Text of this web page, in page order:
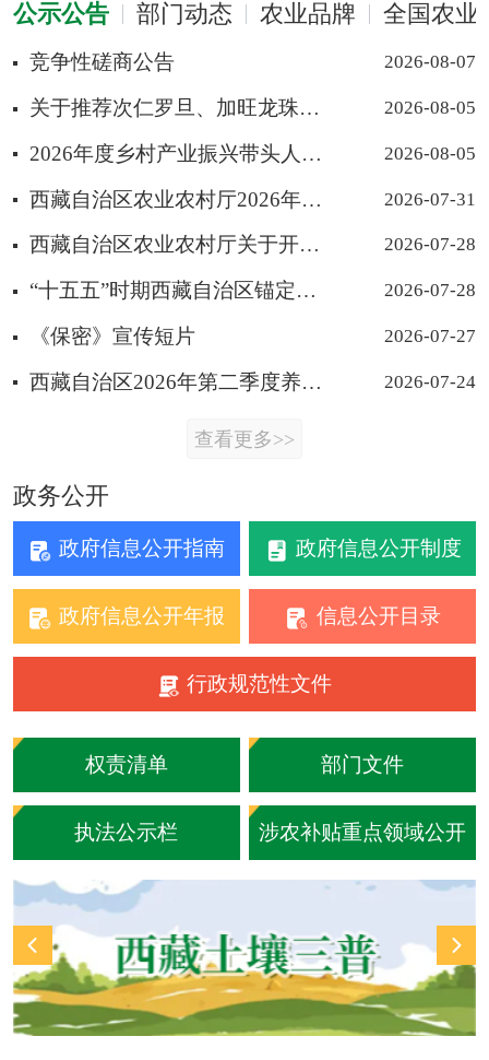
公示公告 部门动态 农业品牌 全国农业
竞争性磋商公告 2026-08-07
关于推荐次仁罗旦、加旺龙珠、达娃次仁为“全国十佳农民”宣传选树项目 候选人的公示 2026-08-05
2026年度乡村产业振兴带头人培育 “头雁”项目比选公告 2026-08-05
西藏自治区农业农村厅2026年关于办理国家重点保护二级野生植物的收购出售证的批复汇总表（43-53） 2026-07-31
西藏自治区农业农村厅关于开设农药兽药领域违法违规问题线索投诉举报 渠道的公告 2026-07-28
“十五五”时期西藏自治区锚定农业农村现代化 扎实推进乡村全面振兴建言献策活动 2026-07-28
《保密》宣传短片 2026-07-27
西藏自治区2026年第二季度养殖水产品质量安全 风险隐患警示信息公示 2026-07-24
查看更多>>
政务公开
政府信息公开指南 政府信息公开制度
政府信息公开年报 信息公开目录
行政规范性文件
权责清单 部门文件
执法公示栏 涉农补贴重点领域公开